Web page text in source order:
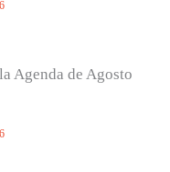
Agenda de Agosto